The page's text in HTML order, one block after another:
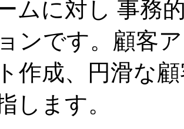
ムに対し 事務
ンです。顧客
作成、円滑な
します。